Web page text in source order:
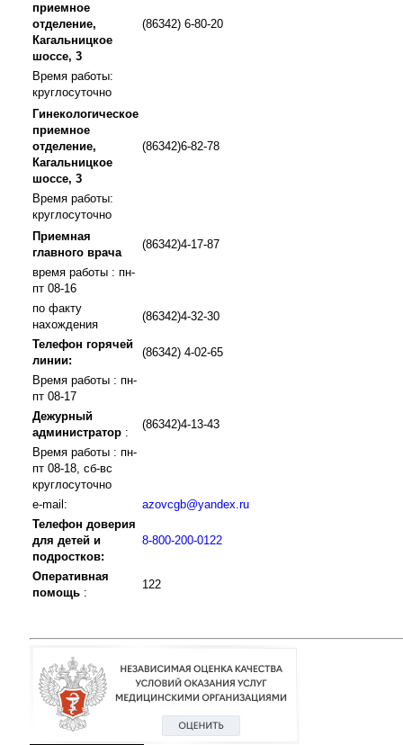
приемное
отделение,
Кагальницкое
шоссе, 3
(86342) 6-80-20
Время работы:
круглосуточно
Гинекологическое
приемное
отделение,
Кагальницкое
шоссе, 3
(86342)6-82-78
Время работы:
круглосуточно
Приемная
главного врача
(86342)4-17-87
время работы : пн-
пт 08-16
по факту
нахождения
(86342)4-32-30
Телефон горячей
линии:
(86342) 4-02-65
Время работы : пн-
пт 08-17
Дежурный
администратор :
(86342)4-13-43
Время работы : пн-
пт 08-18, сб-вс
круглосуточно
e-mail:
azovcgb@yandex.ru
Телефон доверия
для детей и
подростков:
8-800-200-0122
Оперативная
помощь :
122